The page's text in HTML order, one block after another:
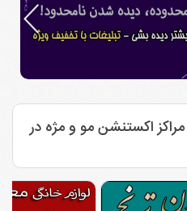
اکستنشن مو و مژه در